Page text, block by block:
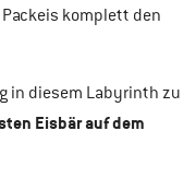
komplett den
in diesem Labyrinth zu
Eisbär auf dem